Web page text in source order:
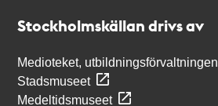
Stockholmskällan drivs av
Medioteket, utbildningsförvaltningen
Stadsmuseet
Medeltidsmuseet